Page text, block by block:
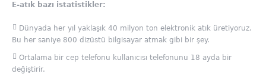
E-atık bazı istatistikler:
Dünyada her yıl yaklaşık 40 milyon ton elektronik atık üretiyoruz.
Bu her saniye 800 dizüstü bilgisayar atmak gibi bir şey.
Ortalama bir cep telefonu kullanıcısı telefonunu 18 ayda bir
değiştirir.